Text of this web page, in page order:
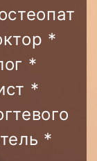
*
*
*
*